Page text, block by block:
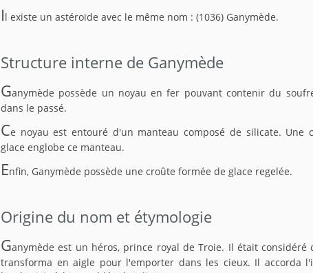
Il existe un astéroïde avec le même nom : (1036) Ganymède.
Structure interne de Ganymède
Ganymède possède un noyau en fer pouvant contenir du
dans le passé.
Ce noyau est entouré d'un manteau composé de silicate. Une
glace englobe ce manteau.
Enfin, Ganymède possède une croûte formée de glace regelée.
Origine du nom et étymologie
Ganymède est un héros, prince royal de Troie. Il était
transforma en aigle pour l'emporter dans les cieux. Il accorda